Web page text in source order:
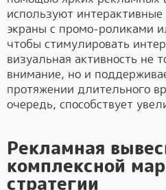
используют
экраны с промо-роликами
чтобы стимулировать
визуальная активность не
внимание, но и
протяжении длительного
очередь, способствует
Рекламная
комплексной
стратегии